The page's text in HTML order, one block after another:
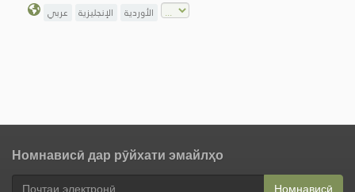
عربي الإنجليزية الأوردية
Номнависӣ дар рӯйхати эмайлҳо